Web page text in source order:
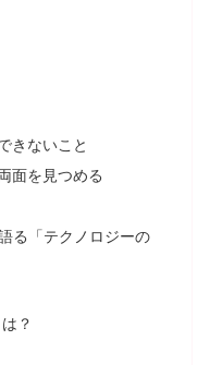
きないこと
面を見つめる
る「テクノロジーの
？